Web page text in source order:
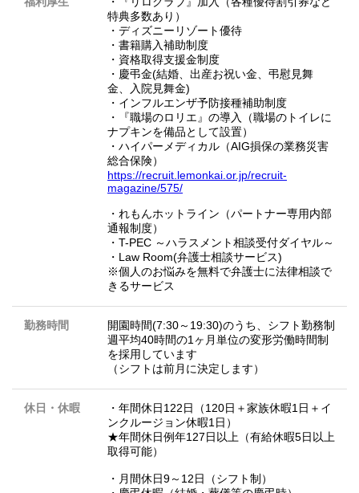
特典多数あり）
・ディズニーリゾート優待
・書籍購入補助制度
・資格取得支援金制度
・慶弔金(結婚、出産お祝い金、弔慰見舞
金、入院見舞金)
・インフルエンザ予防接種補助制度
・『職場のロリエ』の導入（職場のトイレに
ナプキンを備品として設置）
・ハイパーメディカル（AIG損保の業務災害
総合保険）
https://recruit.lemonkai.or.jp/recruit-
magazine/575/
・れもんホットライン（パートナー専用内部
通報制度）
・T-PEC ～ハラスメント相談受付ダイヤル～
・Law Room(弁護士相談サービス)
※個人のお悩みを無料で弁護士に法律相談で
きるサービス
勤務時間
開園時間(7:30～19:30)のうち、シフト勤務制
週平均40時間の1ヶ月単位の変形労働時間制
を採用しています
（シフトは前月に決定します）
休日・休暇
・年間休日122日（120日＋家族休暇1日＋イ
ンクルージョン休暇1日）
★年間休日例年127日以上（有給休暇5日以上
取得可能）
・月間休日9～12日（シフト制）